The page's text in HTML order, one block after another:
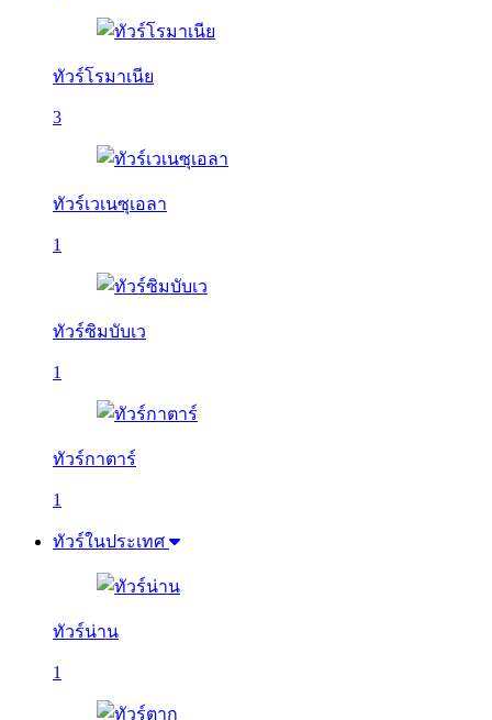
ทัวร์โรมาเนีย
3
ทัวร์เวเนซุเอลา
1
ทัวร์ซิมบับเว
1
ทัวร์กาตาร์
1
ทัวร์ในประเทศ
ทัวร์น่าน
1